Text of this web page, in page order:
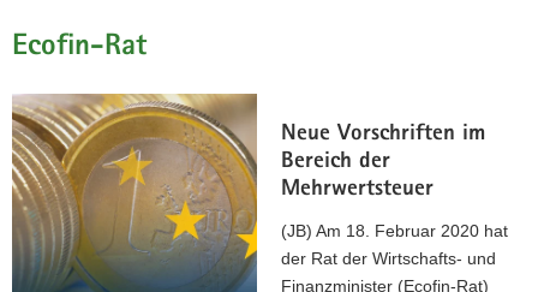
Ecofin-Rat
Neue Vorschriften im
Bereich der
Mehrwertsteuer
(JB) Am 18. Februar 2020 hat
der Rat der Wirtschafts- und
Finanzminister (Ecofin-Rat)